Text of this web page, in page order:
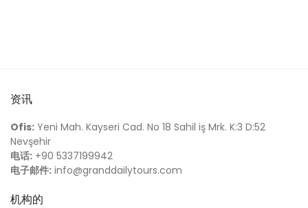
资讯
Ofis: Yeni Mah. Kayseri Cad. No 18 Sahil iş Mrk. K:3 D:52
Nevşehir
电话: +90 5337199942
电子邮件: info@granddailytours.com
机构的